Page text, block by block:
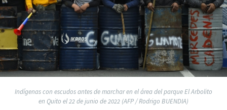
Indígenas con escudos antes de marchar en el área del parque El Arbolito
en Quito el 22 de junio de 2022 (AFP / Rodrigo BUENDIA)